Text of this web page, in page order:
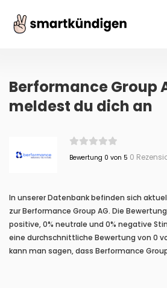
Berformance Group
meldest du dich an
Bewertung 0 von 5 0
In unserer Datenbank befinden sich
zur Berformance Group AG. Die
positive, 0% neutrale und 0% negative
eine durchschnittliche Bewertung von 0
kann man sagen, dass Berformance